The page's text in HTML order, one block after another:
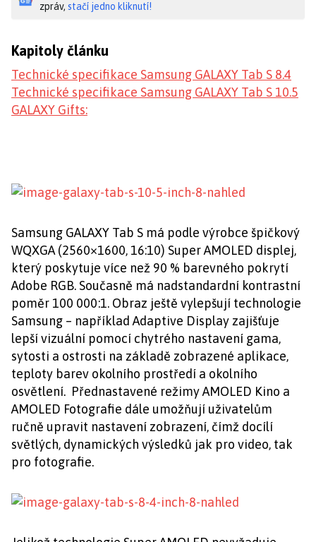
zpráv, stačí jedno kliknutí!
Kapitoly článku
Technické specifikace Samsung GALAXY Tab S 8.4
Technické specifikace Samsung GALAXY Tab S 10.5
GALAXY Gifts:
Samsung GALAXY Tab S má podle výrobce špičkový
WQXGA (2560×1600, 16:10) Super AMOLED displej,
který poskytuje více než 90 % barevného pokrytí
Adobe RGB. Současně má nadstandardní kontrastní
poměr 100 000:1. Obraz ještě vylepšují technologie
Samsung – například Adaptive Display zajišťuje
lepší vizuální pomocí chytrého nastavení gama,
sytosti a ostrosti na základě zobrazené aplikace,
teploty barev okolního prostředí a okolního
osvětlení. Přednastavené režimy AMOLED Kino a
AMOLED Fotografie dále umožňují uživatelům
ručně upravit nastavení zobrazení, čímž docílí
světlých, dynamických výsledků jak pro video, tak
pro fotografie.